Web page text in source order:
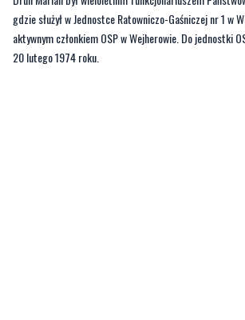
przekazali strażacy z Ochotniczej Straży
wieku 73 lat odszedł od nich druh Marian
Druh Marian był wieloletnim funkcjonariuszem